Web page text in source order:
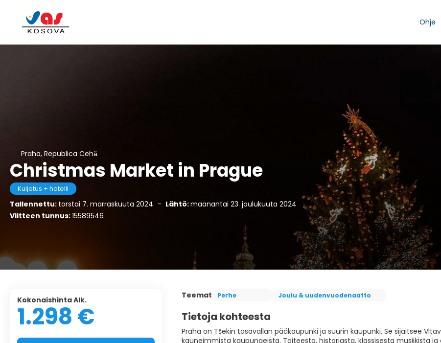
Ohje
Praha, Republica Cehă
Christmas Market in Prague
Kuljetus + hotelli
Tallennettu: torstai 7. marraskuuta 2024 - Lähtö:maanantai 23. joulukuuta 2024
Viitteen tunnus:15589546
Teemat Perhe Joulu & uudenvuodenaatto
Tietoja kohteesta
Praha on Tšekin tasavallan pääkaupunki ja suurin kaupunki. Se sijaitsee
kauneimmista kaupungeista. Taiteesta, historiasta, klassisesta musiikista
Kokonaishinta Alk.
1.298 €